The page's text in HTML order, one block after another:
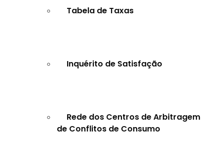
Tabela de Taxas
Inquérito de Satisfação
Rede dos Centros de Arbitragem
de Conflitos de Consumo